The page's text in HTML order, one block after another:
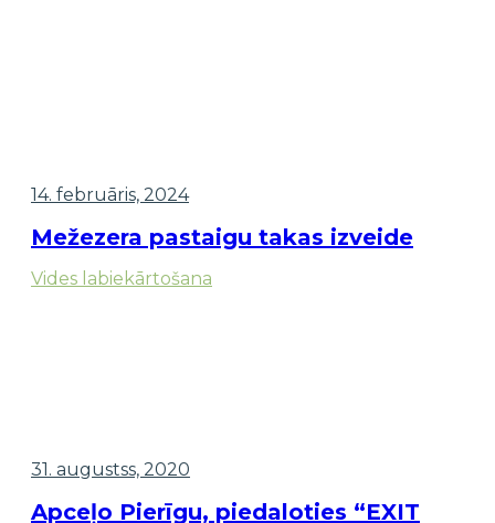
14. februāris, 2024
Mežezera pastaigu takas izveide
Vides labiekārtošana
31. augustss, 2020
Apceļo Pierīgu, piedaloties “EXIT